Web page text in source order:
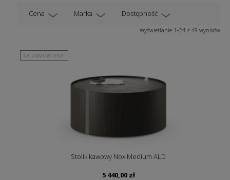
Cena Marka Dostępność
Wyświetlanie 1–24 z 49 wyników
NA ZAMÓWIENIE
Stolik kawowy Nox Medium ALD
5 440,00 zł